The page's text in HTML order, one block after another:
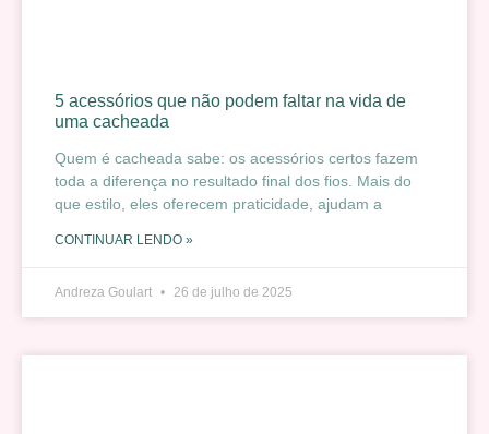
5 acessórios que não podem faltar na vida de
uma cacheada
Quem é cacheada sabe: os acessórios certos fazem
toda a diferença no resultado final dos fios. Mais do
que estilo, eles oferecem praticidade, ajudam a
CONTINUAR LENDO »
Andreza Goulart 26 de julho de 2025